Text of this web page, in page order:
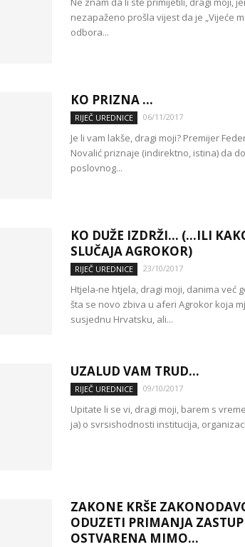
nezapaženo prošla vijest da je „Vijeće
odbora...
KO PRIZNA …
RIJEČ UREDNICE 06/11/2017
Je li vam lakše, dragi moji? Premijer
Novalić priznaje (indirektno, istina) da
poslovnog...
KO DUŽE IZDRŽI… (…ILI
SLUČAJA AGROKOR)
RIJEČ UREDNICE 23/10/2017
Htjela-ne htjela, dragi moji, danima već
šta se novo zbiva u aferi Agrokor koja
susjednu Hrvatsku, ali...
UZALUD VAM TRUD…
RIJEČ UREDNICE 09/10/2017
Upitate li se vi, dragi moji, barem s
ja) o svrsishodnosti institucija,
ZAKONE KRŠE
ODUZETI PRIMANJA
OSTVARENA MIMO...